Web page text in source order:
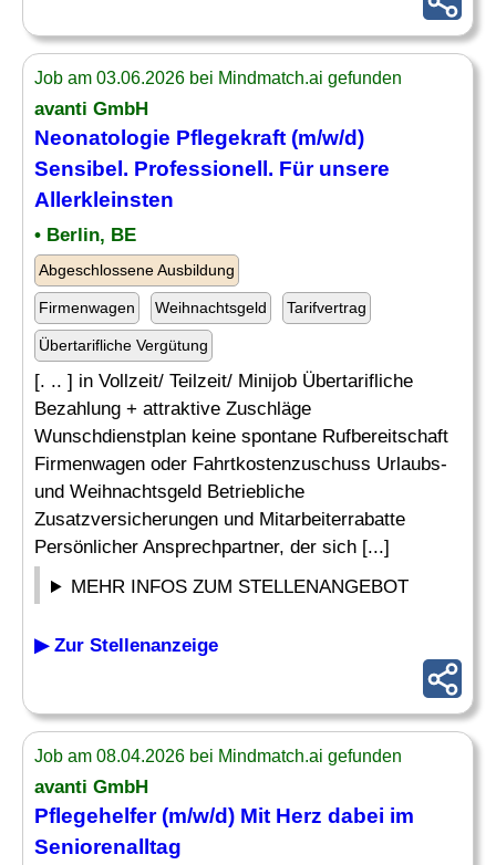
Job am 03.06.2026 bei Mindmatch.ai gefunden
avanti GmbH
Neonatologie Pflegekraft (m/w/d)
Sensibel. Professionell. Für unsere
Allerkleinsten
• Berlin, BE
Abgeschlossene Ausbildung
Firmenwagen Weihnachtsgeld Tarifvertrag
Übertarifliche Vergütung
[. .. ] in Vollzeit/ Teilzeit/ Minijob Übertarifliche
Bezahlung + attraktive Zuschläge
Wunschdienstplan keine spontane Rufbereitschaft
Firmenwagen oder Fahrtkostenzuschuss Urlaubs-
und Weihnachtsgeld Betriebliche
Zusatzversicherungen und Mitarbeiterrabatte
Persönlicher Ansprechpartner, der sich [...]
MEHR INFOS ZUM STELLENANGEBOT
▶ Zur Stellenanzeige
Job am 08.04.2026 bei Mindmatch.ai gefunden
avanti GmbH
Pflegehelfer (m/w/d) Mit Herz dabei im
Seniorenalltag